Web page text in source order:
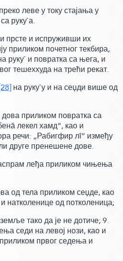
леве у току стајања у
руку`а.
прсте и испруживши их
приликом почетног текбира,
руку` и повратка са њега, и
тешеххуда на трећи рекат.
на руку`у и на сеџди више од
приликом повратка са
лекел хамд“,као и
речи: „Рабигфир лī“ између
друге пренешене дове.
леђа приликом чињења
од тела приликом сеџде, као
натколенице од потколеница;
тако да је не дотиче; 9.
седи на левој нози, као и
првог седења и